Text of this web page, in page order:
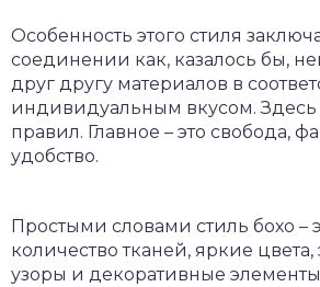
Особенность этого стиля
соединении как, казалось бы,
друг другу материалов в
индивидуальным вкусом. Здесь
правил. Главное – это свобода,
удобство.
Простыми словами стиль бохо –
количество тканей, яркие
узоры и декоративные